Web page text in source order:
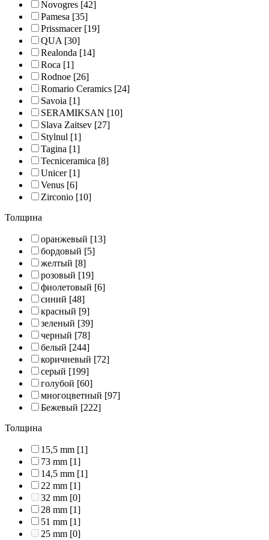
Novogres [42]
Pamesa [35]
Prissmacer[19]
QUA[30]
Realonda [14]
Roca [1]
Rodnoe [26]
Romario Ceramics [24]
Savoia [1]
SERAMIKSAN [10]
Slava Zaitsev [27]
Stylnul [1]
Tagina [1]
Tecniceramica [8]
Unicer[1]
Venus [6]
Zirconio [10]
Толщина
оранжевый [13]
бордовый [5]
желтый [8]
розовый [19]
фиолетовый [6]
синий [48]
красный [9]
зеленый [39]
черный [78]
белый [244]
коричневый [72]
серый [199]
голубой [60]
многоцветный [97]
Бежевый [222]
Толщина
15,5 mm [1]
73 mm [1]
14,5 mm [1]
22 mm [1]
32 mm [0]
28 mm [1]
51 mm [1]
25 mm [0]